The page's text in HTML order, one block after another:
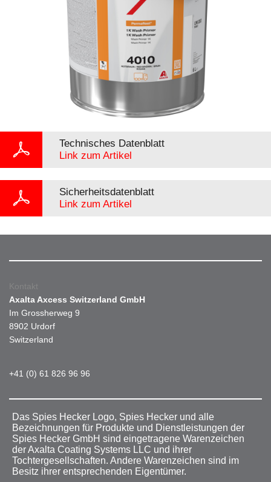
Technisches Datenblatt
Link zum Artikel
Sicherheitsdatenblatt
Link zum Artikel
Kontakt
Axalta Axcess Switzerland GmbH
Im Grossherweg 9
8902 Urdorf
Switzerland
+41 (0) 61 826 96 96
Das Spies Hecker Logo, Spies Hecker und alle
Bezeichnungen für Produkte und Dienstleistungen der
Spies Hecker GmbH sind eingetragene Warenzeichen
der Axalta Coating Systems LLC und ihrer
Tochtergesellschaften. Andere Warenzeichen sind im
Besitz ihrer entsprechenden Eigentümer.